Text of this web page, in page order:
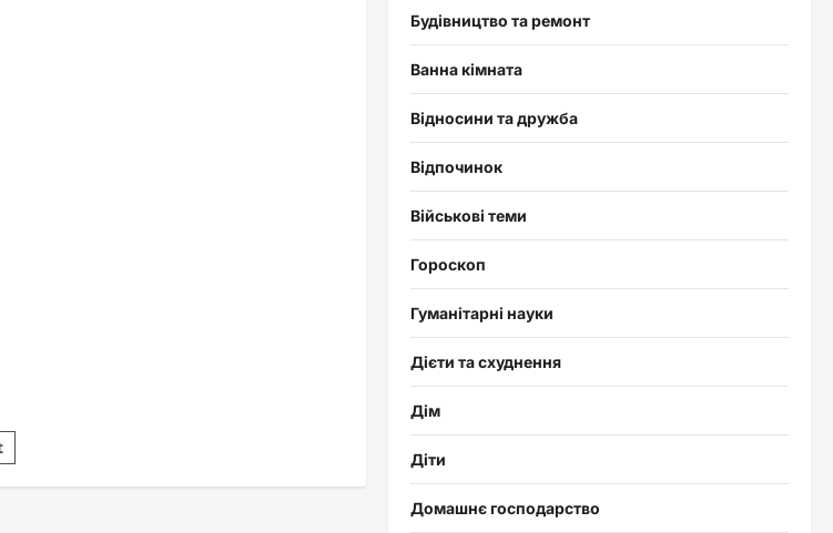
Будівництво та ремонт
Ванна кімната
Відносини та дружба
Відпочинок
Військові теми
Гороскоп
Гуманітарні науки
Дієти та схуднення
Дім
Діти
Домашнє господарство